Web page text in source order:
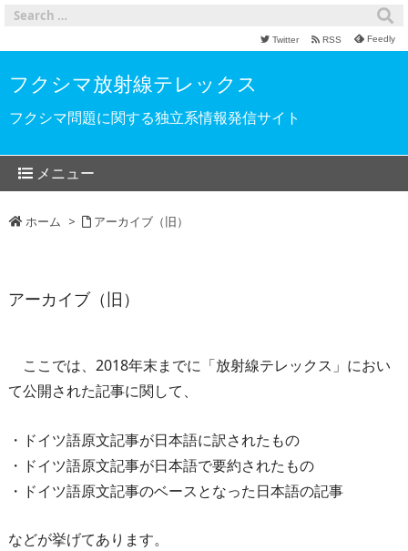
フクシマ放射線テレックス
フクシマ問題に関する独立系情報発信サイト
メニュー
Twitter RSS Feedly
ホーム > アーカイブ（旧）
アーカイブ（旧）
ここでは、2018年末までに「放射線テレックス」におい
て公開された記事に関して、
・ドイツ語原文記事が日本語に訳されたもの
・ドイツ語原文記事が日本語で要約されたもの
・ドイツ語原文記事のベースとなった日本語の記事
などが挙げてあります。